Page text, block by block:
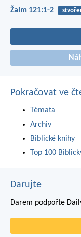
Žalm 121:1-2
Pokračovat ve
Témata
Archiv
Biblické knihy
Top 100
Darujte
Darem podpořte